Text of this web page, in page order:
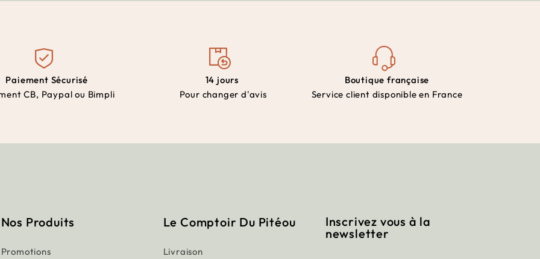
Paiement Sécurisé
CB, Paypal ou Bimpli
14 jours
Pour changer d'avis
Boutique française
Service client disponible en France
Nos Produits
Promotions
Le Comptoir Du Pitéou
Livraison
Inscrivez vous à la
newsletter